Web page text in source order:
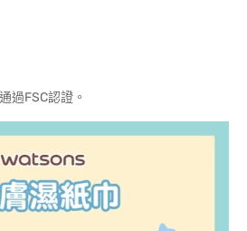
過FSC認證。